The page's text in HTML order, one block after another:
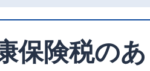
保険税の